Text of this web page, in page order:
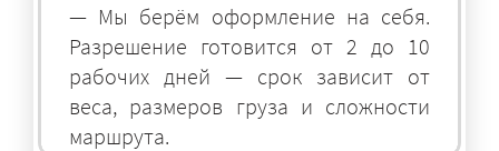
— Мы берём оформление на себя.
Разрешение готовится от 2 до 10
рабочих дней — срок зависит от
веса, размеров груза и сложности
маршрута.